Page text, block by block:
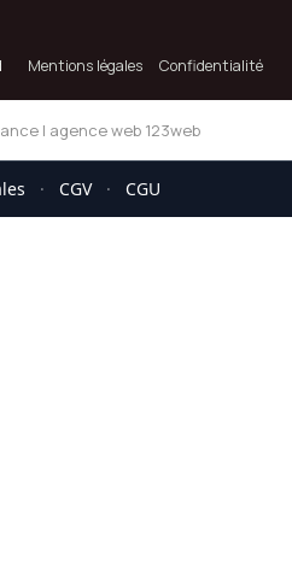
Mentions légales Confidentialité
| agence web 123web
· CGV · CGU